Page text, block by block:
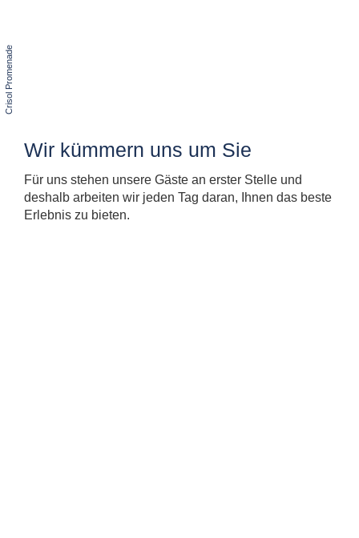
Wir kümmern uns um Sie
Für uns stehen unsere Gäste an erster Stelle und
deshalb arbeiten wir jeden Tag daran, Ihnen das beste
Erlebnis zu bieten.